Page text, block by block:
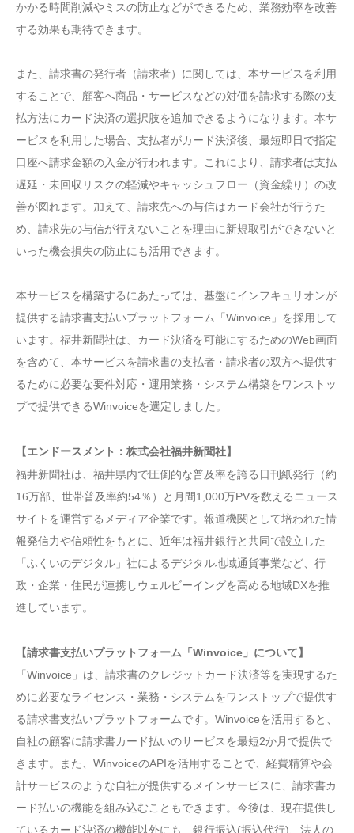
かかる時間削減やミスの防止などができるため、業務効率を改善
する効果も期待できます。
また、請求書の発行者（請求者）に関しては、本サービスを利用
することで、顧客へ商品・サービスなどの対価を請求する際の支
払方法にカード決済の選択肢を追加できるようになります。本サ
ービスを利用した場合、支払者がカード決済後、最短即日で指定
口座へ請求金額の入金が行われます。これにより、請求者は支払
遅延・未回収リスクの軽減やキャッシュフロー（資金繰り）の改
善が図れます。加えて、請求先への与信はカード会社が行うた
め、請求先の与信が行えないことを理由に新規取引ができないと
いった機会損失の防止にも活用できます。
本サービスを構築するにあたっては、基盤にインフキュリオンが
提供する請求書支払いプラットフォーム「Winvoice」を採用して
います。福井新聞社は、カード決済を可能にするためのWeb画面
を含めて、本サービスを請求書の支払者・請求者の双方へ提供す
るために必要な要件対応・運用業務・システム構築をワンストッ
プで提供できるWinvoiceを選定しました。
【エンドースメント：株式会社福井新聞社】
福井新聞社は、福井県内で圧倒的な普及率を誇る日刊紙発行（約
16万部、世帯普及率約54％）と月間1,000万PVを数えるニュース
サイトを運営するメディア企業です。報道機関として培われた情
報発信力や信頼性をもとに、近年は福井銀行と共同で設立した
「ふくいのデジタル」社によるデジタル地域通貨事業など、行
政・企業・住民が連携しウェルビーイングを高める地域DXを推
進しています。
【請求書支払いプラットフォーム「Winvoice」について】
「Winvoice」は、請求書のクレジットカード決済等を実現するた
めに必要なライセンス・業務・システムをワンストップで提供す
る請求書支払いプラットフォームです。Winvoiceを活用すると、
自社の顧客に請求書カード払いのサービスを最短2か月で提供で
きます。また、WinvoiceのAPIを活用することで、経費精算や会
計サービスのような自社が提供するメインサービスに、請求書カ
ード払いの機能を組み込むこともできます。今後は、現在提供し
ているカード決済の機能以外にも、銀行振込(振込代行)、法人の